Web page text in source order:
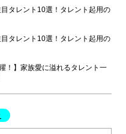
目タレント10選！タレント起用の
目タレント10選！タレント起用の
！】家族愛に溢れるタレント一